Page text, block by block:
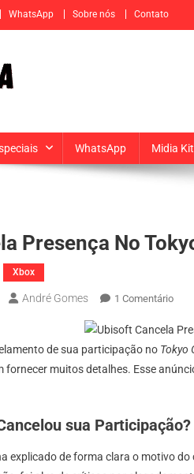
WhatsApp Sobre nós Contato
WhatsApp Midia Kit
Presença No
Xbox
André Gomes 1 ComentárioEm
No
Show
E
de sua participação no Tokyo
fornecer muitos detalhes. Esse
sua Participação?
explicado de forma clara o motivo